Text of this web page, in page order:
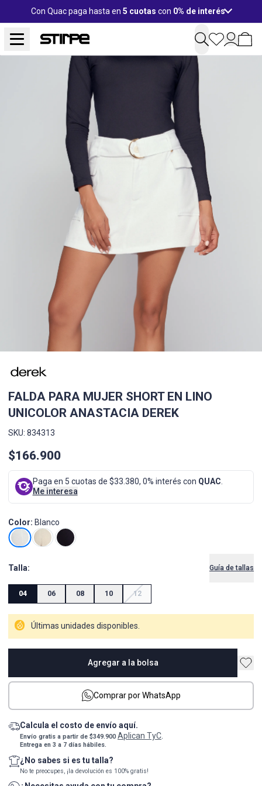
Con Quac paga hasta en 5 cuotas con 0% de interés
FALDA PARA MUJER SHORT EN LINO
UNICOLOR ANASTACIA DEREK
SKU: 834313
$166.900
Paga en 5 cuotas de $33.380, 0% interés con QUAC
Me interesa
Color: Blanco
Talla: Guía de tallas
04 06 08 10 12
Últimas unidades disponibles.
Agregar a la bolsa
Comprar por WhatsApp
Calcula el costo de envío aquí.
Envío gratis a partir de $349.900Aplican TyC.
Entrega en 3 a 7 días hábiles.
¿No sabes si es tu talla?
No te preocupes, ¡la devolución es 100% gratis!